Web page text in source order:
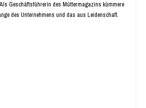
Geschäftsführerin des Müttermagazins kümmere
des Unternehmens und das aus Leidenschaft.